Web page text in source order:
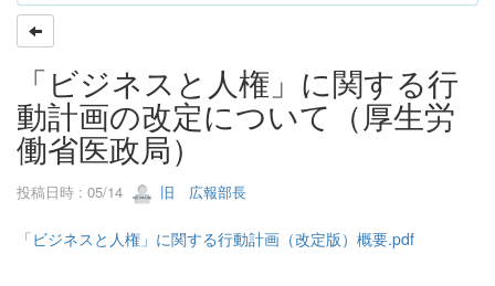
「ビジネスと人権」に関する行
動計画の改定について（厚生労
働省医政局）
投稿日時 : 05/14 旧 広報部長
「ビジネスと人権」に関する行動計画（改定版）概要.pdf